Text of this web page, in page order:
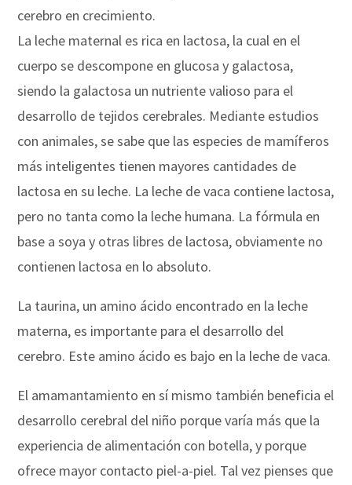
cerebro en crecimiento.
La leche maternal es rica en lactosa, la cual en el
cuerpo se descompone en glucosa y galactosa,
siendo la galactosa un nutriente valioso para el
desarrollo de tejidos cerebrales. Mediante estudios
con animales, se sabe que las especies de mamíferos
más inteligentes tienen mayores cantidades de
lactosa en su leche. La leche de vaca contiene lactosa,
pero no tanta como la leche humana. La fórmula en
base a soya y otras libres de lactosa, obviamente no
contienen lactosa en lo absoluto.
La taurina, un amino ácido encontrado en la leche
materna, es importante para el desarrollo del
cerebro. Este amino ácido es bajo en la leche de vaca.
El amamantamiento en sí mismo también beneficia el
desarrollo cerebral del niño porque varía más que la
experiencia de alimentación con botella, y porque
ofrece mayor contacto piel-a-piel. Tal vez pienses que